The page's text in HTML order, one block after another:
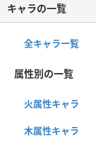
キャラの一覧
全キャラ一覧
属性別の一覧
火属性キャラ
木属性キャラ